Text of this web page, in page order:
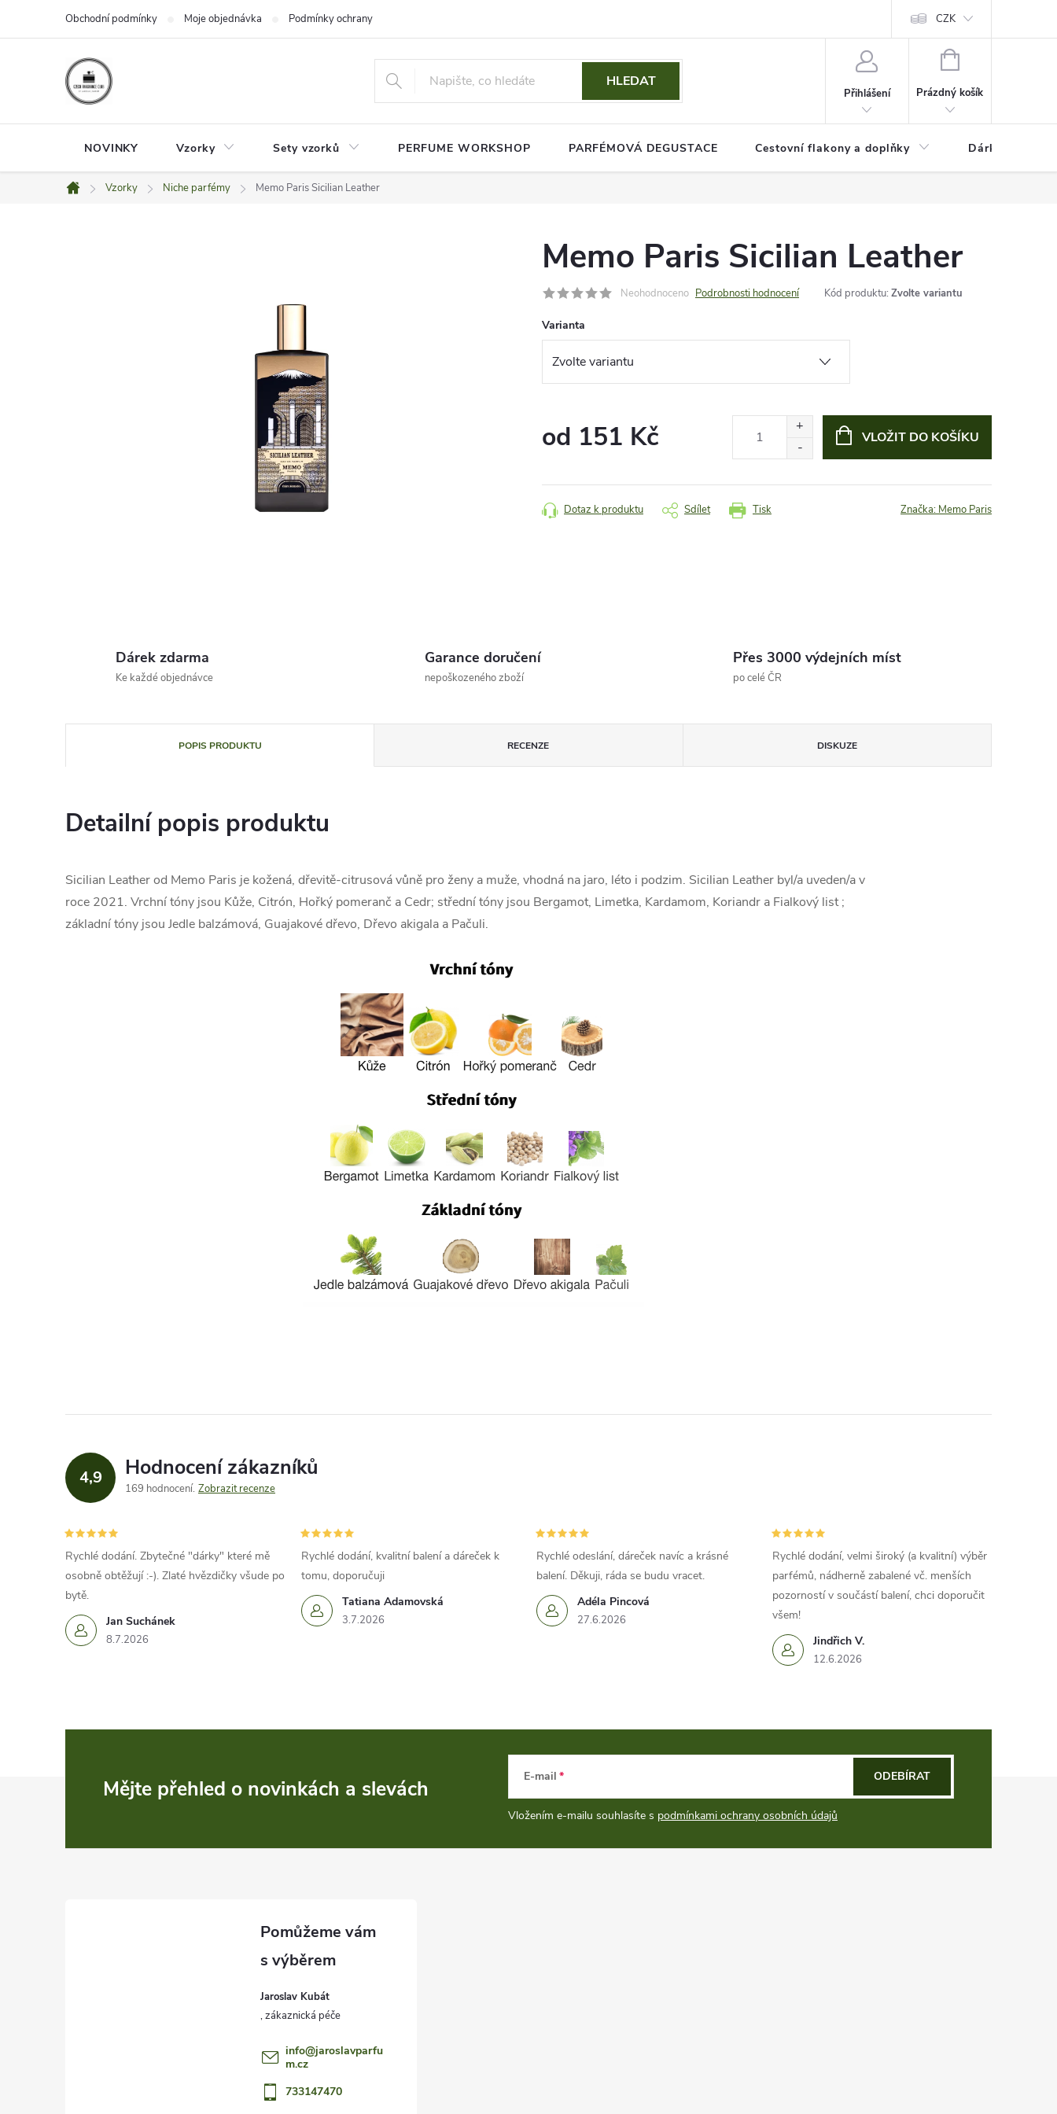
Obchodní podmínky Moje objednávka Podmínky ochrany osobních údajů CZK
HLEDAT
Přihlášení
NÁKUPNÍ
Prázdný košík
NOVINKY Vzorky Sety vzorků PERFUME WORKSHOP PARFÉMOVÁ DEGUSTACE Cestovní flakony a doplňky Dárkové
Domů
Vzorky Niche parfémy Memo Paris Sicilian Leather
Memo Paris Sicilian Leather
Neohodnoceno Podrobnosti hodnocení Kód produktu: Zvolte variantu
Varianta
od 151 Kč VLOŽIT DO KOŠÍKU
Tisk
Dotaz k produktu Sdílet Značka: Memo Paris
Dárek zdarma
Ke každé objednávce
Garance doručení
nepoškozeného zboží
Přes 3000 výdejních míst
po celé ČR
POPIS PRODUKTU RECENZE DISKUZE
Detailní popis produktu
Sicilian Leather od Memo Paris je kožená, dřevitě-citrusová vůně pro ženy a muže, vhodná na jaro, léto i podzim. Sicilian Leather byl/a uveden/a v
roce 2021. Vrchní tóny jsou Kůže, Citrón, Hořký pomeranč a Cedr; střední tóny jsou Bergamot, Limetka, Kardamom, Koriandr a Fialkový list ;
základní tóny jsou Jedle balzámová, Guajakové dřevo, Dřevo akigala a Pačuli.
4,9 Hodnocení zákazníků
169 hodnocení Zobrazit recenze
Jan Suchánek
8.7.2026
Rychlé dodání. Zbytečné "dárky" které mě
osobně obtěžují :-). Zlaté hvězdičky všude po
bytě.
Tatiana Adamovská
3.7.2026
Rychlé dodání, kvalitní balení a dáreček k
tomu, doporučuji
Adéla Pincová
27.6.2026
Rychlé odeslání, dáreček navíc a krásné
balení. Děkuji, ráda se budu vracet.
Jindřich V.
12.6.2026
Rychlé dodání, velmi široký (a kvalitní) výběr
parfémů, nádherně zabalené vč. menších
pozorností v součástí balení, chci doporučit
všem!
Mějte přehled o novinkách a slevách E-mail
Vložením e-mailu souhlasíte s podmínkami ochrany osobních údajů
ODEBÍRAT
Jaroslav Kubát
info@jaroslavparfu
m.cz
733147470